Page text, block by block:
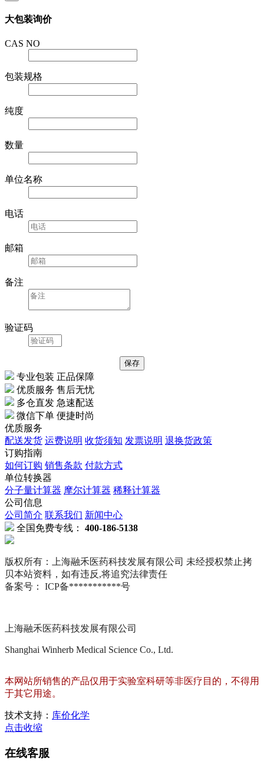
大包装询价
CAS NO
包装规格
纯度
数量
单位名称
电话
邮箱
备注
验证码
专业包装 正品保障
优质服务 售后无忧
多仓直发 急速配送
微信下单 便捷时尚
优质服务
配送发货 运费说明 收货须知 发票说明 退换货政策
订购指南
如何订购 销售条款 付款方式
单位转换器
分子量计算器 摩尔计算器 稀释计算器
公司信息
公司简介 联系我们 新闻中心
全国免费专线： 400-186-5138
版权所有：上海融禾医药科技发展有限公司 未经授权禁止拷
贝本站资料，如有违反,将追究法律责任
备案号： ICP备***********号
上海融禾医药科技发展有限公司
Shanghai Winherb Medical Science Co., Ltd.
本网站所销售的产品仅用于实验室科研等非医疗目的，不得用
于其它用途。
技术支持： 库价化学
点击收缩
在线客服